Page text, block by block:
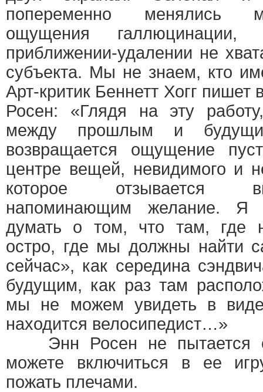
попеременно менялись
ощущения
приближении-удалении не
субъекта. Мы не знаем, кто
Арт-критик Беннетт Хогг пишет
Росен: «Глядя на эту
между прошлым и
возвращается ощущение
центре вещей, невидимого и
которое отзывается
напоминающим желание. Я
думать о том, что там, где
остро, где мы должны найти
сейчас», как середина
будущим, как раз там
мы не можем увидеть в
находится велосипедист…»
Энн Росен не пытается
можете включиться в ее
пожать плечами.